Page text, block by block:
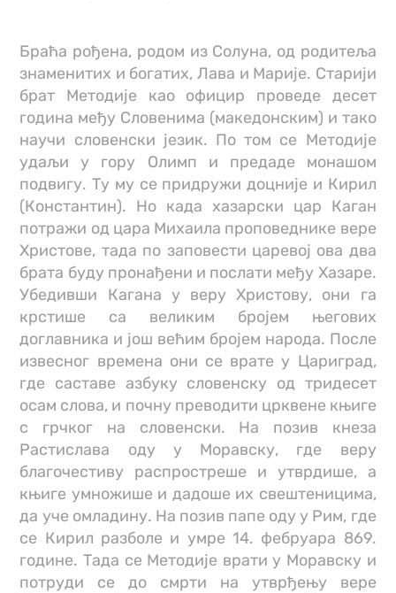
Браћа рођена, родом из Солуна, од родитеља
знаменитих и богатих, Лава и Марије. Старији
брат Методије као официр проведе десет
година међу Словенима (македонским) и тако
научи словенски језик. По том се Методије
удаљи у гору Олимп и предаде монашом
подвигу. Ту му се придружи доцније и Кирил
(Константин). Но када хазарски цар Каган
потражи од цара Михаила проповеднике вере
Христове, тада по заповести царевој ова два
брата буду пронађени и послати међу Хазаре.
Убедивши Кагана у веру Христову, они га
крстише са великим бројем његових
доглавника и још већим бројем народа. После
извесног времена они се врате у Цариград,
где саставе азбуку словенску од тридесет
осам слова, и почну преводити црквене књиге
с грчког на словенски. На позив кнеза
Растислава оду у Моравску, где веру
благочестиву распростреше и утврдише, а
књиге умножише и дадоше их свештеницима,
да уче омладину. На позив папе оду у Рим, где
се Кирил разболе и умре 14. фебруара 869.
године. Тада се Методије врати у Моравску и
потруди се до смрти на утврђењу вере